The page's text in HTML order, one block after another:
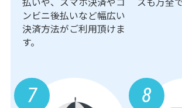
ンビニ後払いなど幅広い
決済方法がご利用頂けま
す。
7 8